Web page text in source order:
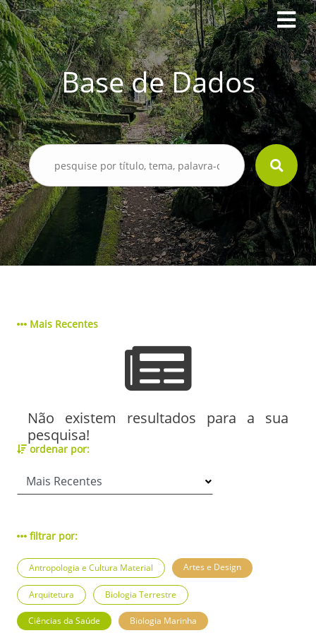
Base de Dados
Mais Recentes
Não existem resultados para a sua
pesquisa!
ordenar por:
filtrar por:
Antropologia e Cultura Material Artes e Design
Arquitetura Biologia Terrestre
Ciências da Saúde Biologia Marinha